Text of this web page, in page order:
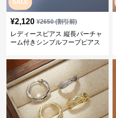
SALE
¥2,120 ¥2650(割引前)
レディースピアス 縦長バーチャ
ーム付きシンプルフープピアス